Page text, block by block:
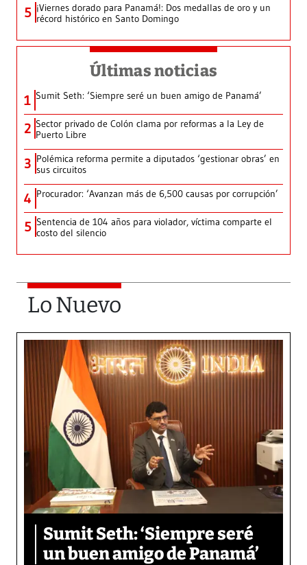
5 ¡Viernes dorado para Panamá!: Dos medallas de oro y un
récord histórico en Santo Domingo
Últimas noticias
1 Sumit Seth: ‘Siempre seré un buen amigo de Panamá’
2 Sector privado de Colón clama por reformas a la Ley de
Puerto Libre
3 Polémica reforma permite a diputados ‘gestionar obras’ en
sus circuitos
4 Procurador: ‘Avanzan más de 6,500 causas por corrupción’
5 Sentencia de 104 años para violador, víctima comparte el
costo del silencio
Lo Nuevo
Sumit Seth: ‘Siempre seré
un buen amigo de Panamá’